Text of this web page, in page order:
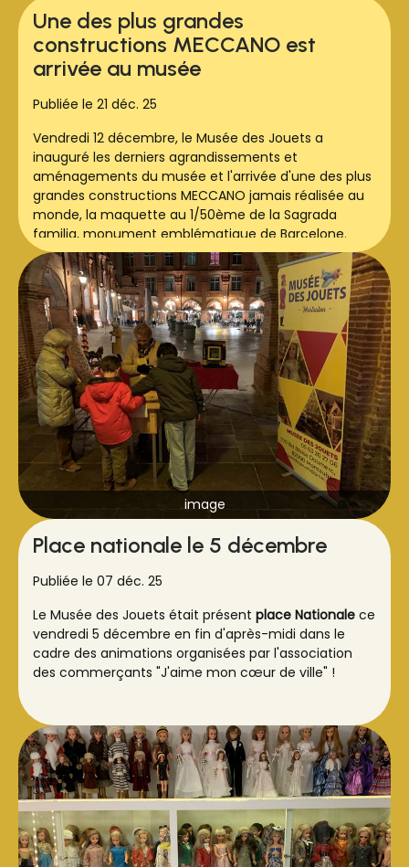
Une des plus grandes
constructions MECCANO est
arrivée au musée
Publiée le 21 déc. 25
Vendredi 12 décembre, le Musée des Jouets a
inauguré les derniers agrandissements et
aménagements du musée et l'arrivée d'une des plus
grandes constructions MECCANO jamais réalisée au
monde, la maquette au 1/50ème de la Sagrada
familia, monument emblématique de Barcelone.
Cette maquette a été réalisée en 1992 par 3 amis
membres du CAM (Club des Amis du Meccano).
Une très belle soirée, lancée avec beaucoup
d'émotion par Gérard Misraï, fondateur et âme du
musée.
image
Place nationale le 5 décembre
Publiée le 07 déc. 25
Le Musée des Jouets était présent place Nationale ce
vendredi 5 décembre en fin d'après-midi dans le
cadre des animations organisées par l'association
des commerçants "J'aime mon cœur de ville" !